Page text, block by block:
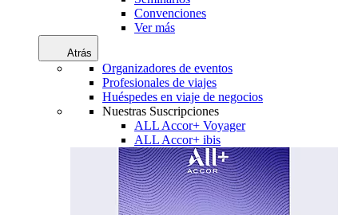
Convenciones
Ver más
Atrás
Organizadores de eventos
Profesionales de viajes
Huéspedes en viaje de negocios
Nuestras Suscripciones
ALL Accor+ Voyager
ALL Accor+ ibis